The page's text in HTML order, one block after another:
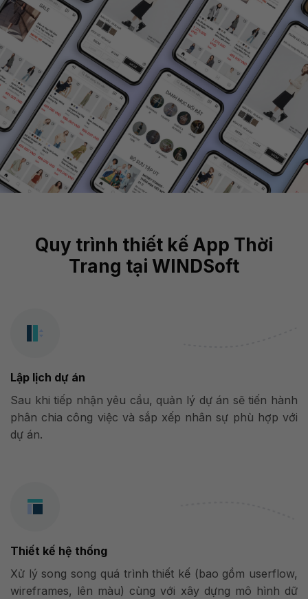
Quy trình thiết kế App Thời
Trang tại WINDSoft
Lập lịch dự án
Sau khi tiếp nhận yêu cầu, quản lý dự án sẽ tiến hành
phân chia công việc và sắp xếp nhân sự phù hợp với
dự án.
Thiết kế hệ thống
Xử lý song song quá trình thiết kế (bao gồm userflow,
wireframes, lên màu) cùng với xây dựng mô hình dữ